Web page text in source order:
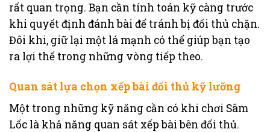
rất quan trọng. Bạn cần tính toán kỹ càng trước
khi quyết định đánh bài để tránh bị đối thủ chặn.
Đôi khi, giữ lại một lá mạnh có thể giúp bạn tạo
ra lợi thế trong những vòng tiếp theo.
Quan sát lựa chọn xếp bài đối thủ kỹ lưỡng
Một trong những kỹ năng cần có khi chơi Sâm
Lốc là khả năng quan sát xếp bài bên đối thủ.